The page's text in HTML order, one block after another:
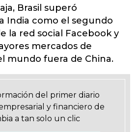
Brasil superó
India como el segundo
la red social Facebook y
mercados de
mundo fuera de China.
del primer diario
y financiero de
a tan solo un clic